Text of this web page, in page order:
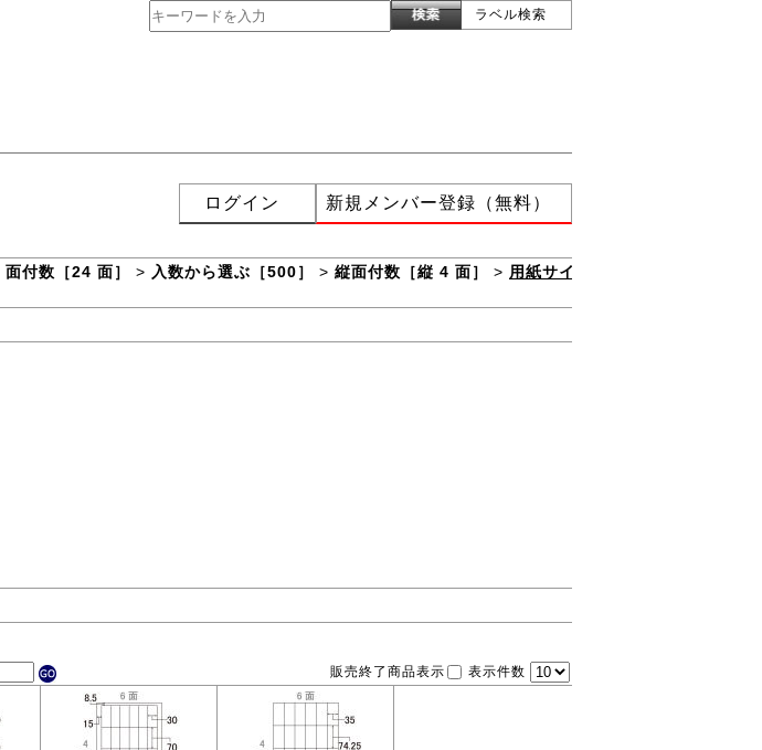
ラベル検索
ログイン 新規メンバー登録（無料）
面付数［24 面］ > 入数から選ぶ［500］ > 縦面付数［縦 4 面］ > 用紙サイ
販売終了商品表示 表示件数